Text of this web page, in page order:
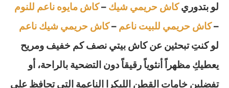
لو بتدوريكاش حريمي شيك –كاش مايوه ناعم للنوم
–كاش حريمي للبيت ناعم –كاش حريمي شيك ناعم
لو كنتِ تبحثين عن كاش بيتي نصف كم خفيف ومريح
يعطيكِ مظهراً أنثوياً رقيقاً دون التضحية بالراحة، أو
تفضلين خامات القطن الليكرا الناعمة التي تحافظ على